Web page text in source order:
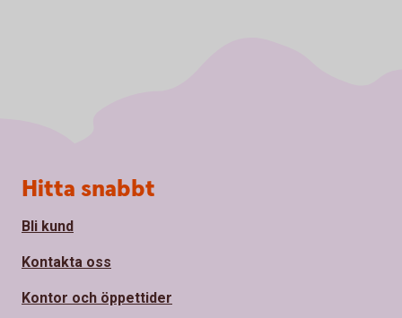
Sidfot
Hitta snabbt
Bli kund
Kontakta oss
Kontor och öppettider